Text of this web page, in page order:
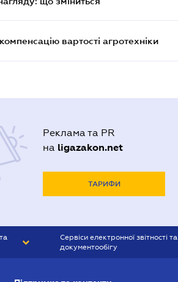
вартості агротехніки
Реклама та PR
на ligazakon.net
ТАРИФИ
Сервіси електронної звітності та
документообігу